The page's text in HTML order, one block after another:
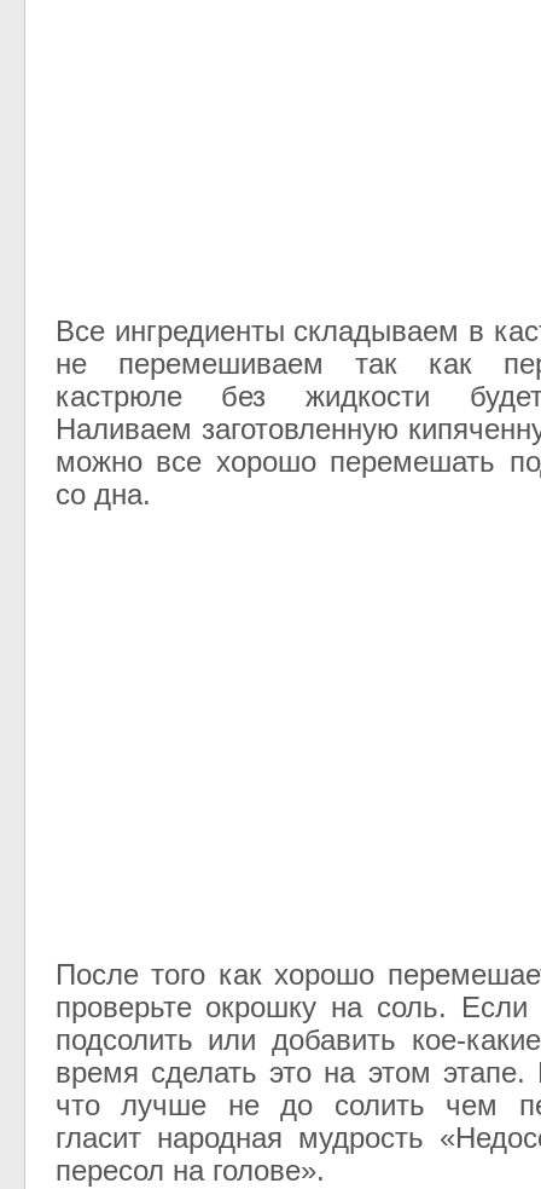
Все ингредиенты складываем в
не перемешиваем так как
кастрюле без жидкости
Наливаем заготовленную
можно все хорошо перемешать
со дна.
После того как хорошо
проверьте окрошку на соль. Если
подсолить или добавить кое-
время сделать это на этом
что лучше не до солить чем
гласит народная мудрость
пересол на голове».